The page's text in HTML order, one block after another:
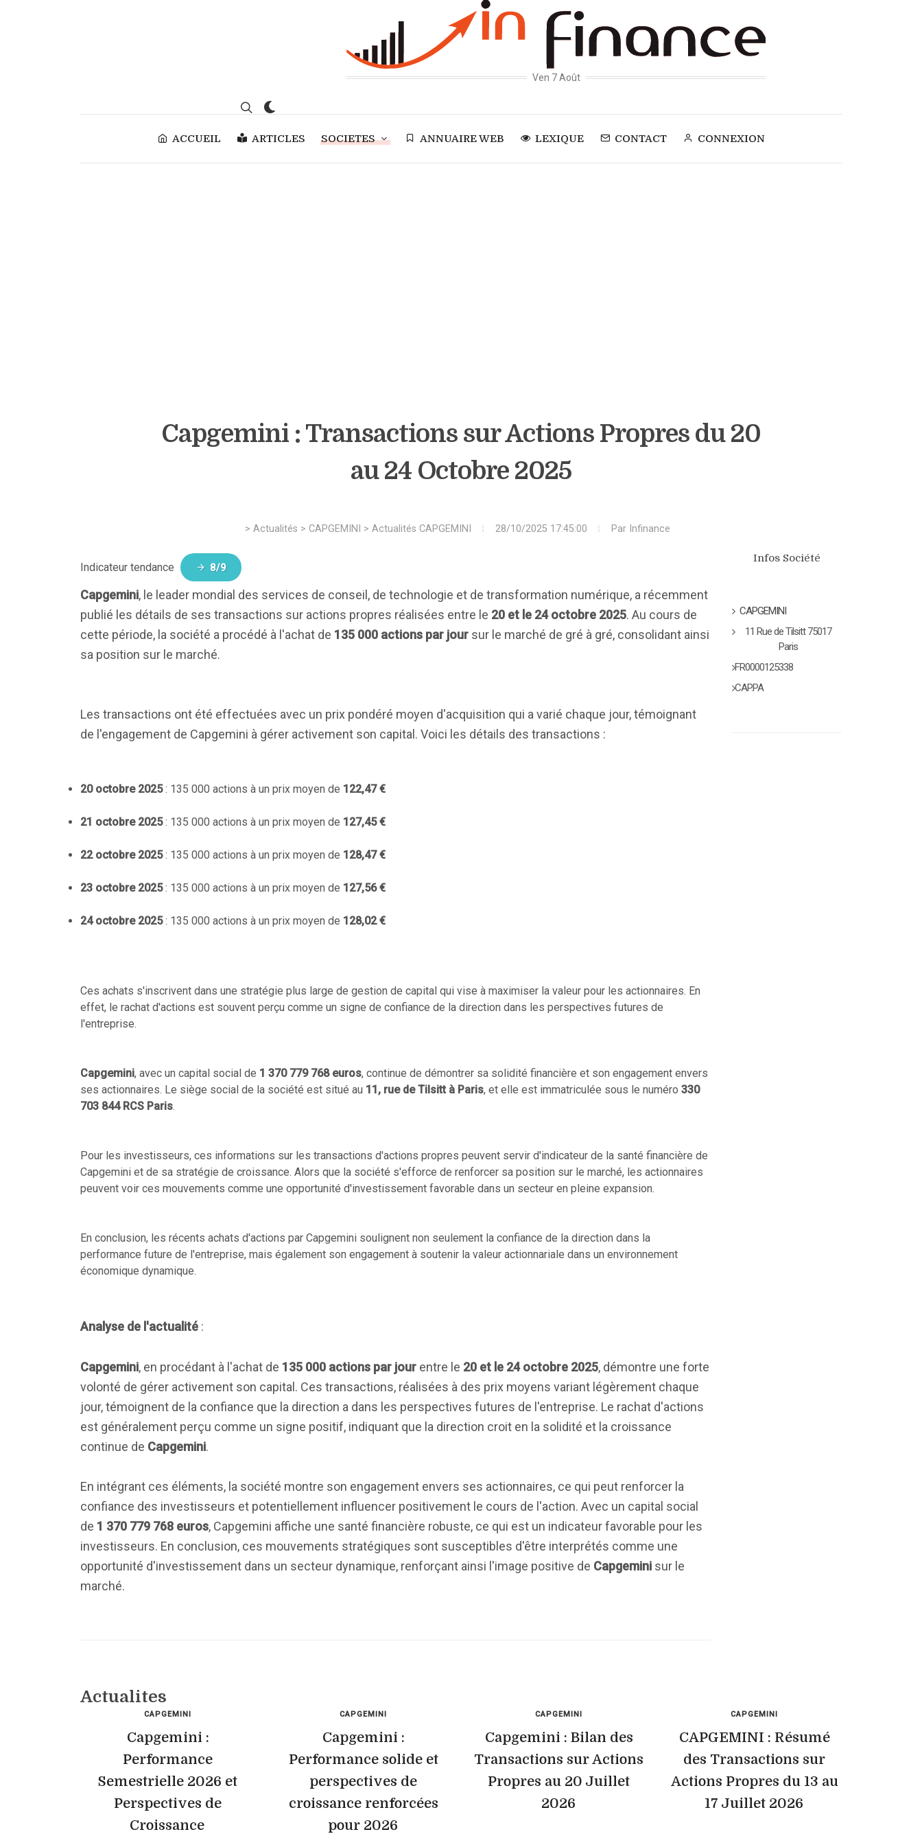
Ven 7 Août
ACCUEIL ARTICLES SOCIETES ANNUAIRE WEB LEXIQUE CONTACT CONNEXION
Capgemini : Transactions sur Actions Propres du 20
au 24 Octobre 2025
> Actualités > CAPGEMINI > Actualités CAPGEMINI 28/10/2025 17:45:00 Par Infinance
Indicateur tendance 8/9
Capgemini, le leader mondial des services de conseil, de technologie et de transformation numérique, a récemment
publié les détails de ses transactions sur actions propres réalisées entre le 20 et le 24 octobre 2025. Au cours de
cette période, la société a procédé à l'achat de 135 000 actions par jour sur le marché de gré à gré, consolidant ainsi
sa position sur le marché.
Les transactions ont été effectuées avec un prix pondéré moyen d'acquisition qui a varié chaque jour, témoignant
de l'engagement de Capgemini à gérer activement son capital. Voici les détails des transactions :
20 octobre 2025: 135 000 actions à un prix moyen de 122,47 €
21 octobre 2025: 135 000 actions à un prix moyen de 127,45 €
22 octobre 2025: 135 000 actions à un prix moyen de 128,47 €
23 octobre 2025: 135 000 actions à un prix moyen de 127,56 €
24 octobre 2025: 135 000 actions à un prix moyen de 128,02 €
Ces achats s'inscrivent dans une stratégie plus large de gestion de capital qui vise à maximiser la valeur pour les actionnaires. En
effet, le rachat d'actions est souvent perçu comme un signe de confiance de la direction dans les perspectives futures de
l'entreprise.
Capgemini, avec un capital social de 1 370 779 768 euros, continue de démontrer sa solidité financière et son engagement envers
ses actionnaires. Le siège social de la société est situé au 11, rue de Tilsitt à Paris, et elle est immatriculée sous le numéro 330
703 844 RCS Paris.
Pour les investisseurs, ces informations sur les transactions d'actions propres peuvent servir d'indicateur de la santé financière de
Capgemini et de sa stratégie de croissance. Alors que la société s'efforce de renforcer sa position sur le marché, les actionnaires
peuvent voir ces mouvements comme une opportunité d'investissement favorable dans un secteur en pleine expansion.
En conclusion, les récents achats d'actions par Capgemini soulignent non seulement la confiance de la direction dans la
performance future de l'entreprise, mais également son engagement à soutenir la valeur actionnariale dans un environnement
économique dynamique.
Analyse de l'actualité :
Capgemini, en procédant à l'achat de 135 000 actions par jour entre le 20 et le 24 octobre 2025, démontre une forte
volonté de gérer activement son capital. Ces transactions, réalisées à des prix moyens variant légèrement chaque
jour, témoignent de la confiance que la direction a dans les perspectives futures de l'entreprise. Le rachat d'actions
est généralement perçu comme un signe positif, indiquant que la direction croit en la solidité et la croissance
continue de Capgemini.
En intégrant ces éléments, la société montre son engagement envers ses actionnaires, ce qui peut renforcer la
confiance des investisseurs et potentiellement influencer positivement le cours de l'action. Avec un capital social
de 1 370 779 768 euros, Capgemini affiche une santé financière robuste, ce qui est un indicateur favorable pour les
investisseurs. En conclusion, ces mouvements stratégiques sont susceptibles d'être interprétés comme une
opportunité d'investissement dans un secteur dynamique, renforçant ainsi l'image positive de Capgemini sur le
marché.
Infos Société
CAPGEMINI
11 Rue de Tilsitt 75017
Paris
FR0000125338
CAP.PA
Actualites
CAPGEMINI
Capgemini :
Performance
Semestrielle 2026 et
Perspectives de
Croissance
CAPGEMINI
Capgemini :
Performance solide et
perspectives de
croissance renforcées
pour 2026
CAPGEMINI
Capgemini : Bilan des
Transactions sur Actions
Propres au 20 Juillet
2026
CAPGEMINI
CAPGEMINI : Résumé
des Transactions sur
Actions Propres du 13 au
17 Juillet 2026